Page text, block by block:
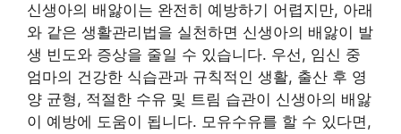
신생아의 배앓이는 완전히 예방하기 어렵지만, 아래
와 같은 생활관리법을 실천하면 신생아의 배앓이 발
생 빈도와 증상을 줄일 수 있습니다. 우선, 임신 중
엄마의 건강한 식습관과 규칙적인 생활, 출산 후 영
양 균형, 적절한 수유 및 트림 습관이 신생아의 배앓
이 예방에 도움이 됩니다. 모유수유를 할 수 있다면,